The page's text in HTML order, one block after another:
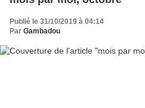
Publié le 31/10/2019 à 04:14
Par Gambadou